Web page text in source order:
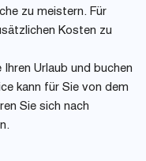
zu meistern. Für
Kosten zu
Ihren Urlaub und buchen
kann für Sie von dem
Sie sich nach